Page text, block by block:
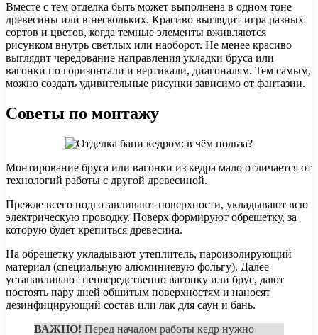
Вместе с тем отделка быть может выполнена в одном тоне
древесины или в нескольких. Красиво выглядит игра разных
сортов и цветов, когда темные элементы вживляются
рисунком внутрь светлых или наоборот. Не менее красиво
выглядит чередование направления укладки бруса или
вагонки по горизонтали и вертикали, диагоналям. Тем самым,
можно создать удивительные рисунки зависимо от фантазии.
Советы по монтажу
Монтирование бруса или вагонки из кедра мало отличается от
технологий работы с другой древесиной.
Прежде всего подготавливают поверхности, укладывают всю
электрическую проводку. Поверх формируют обрешетку, за
которую будет крепиться древесина.
На обрешетку укладывают утеплитель, пароизолирующий
материал (специальную алюминиевую фольгу). Далее
устанавливают непосредственно вагонку или брус, дают
постоять пару дней обшитым поверхностям и наносят
дезинфицирующий состав или лак для саун и бань.
ВАЖНО! Перед началом работы кедр нужно